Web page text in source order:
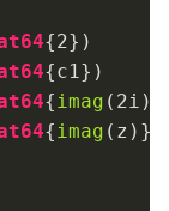
{2
{imag ( 2i
{imag